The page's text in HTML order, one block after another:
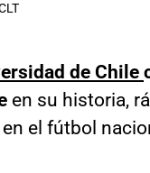
de Chile
en su historia,
el fútbol